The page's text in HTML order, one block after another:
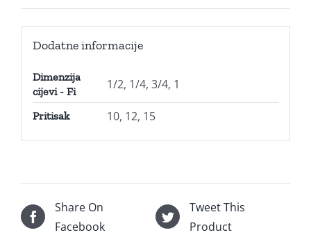
Dodatne informacije
Dimenzija
cijevi - Fi
1/2, 1/4, 3/4, 1
Pritisak 10, 12, 15
Share On
Facebook
Tweet This
Product